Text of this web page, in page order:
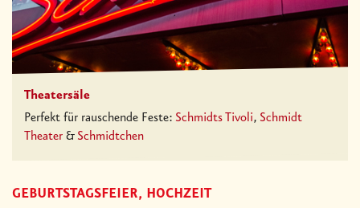
Theatersäle
Perfekt für rauschende Feste: Schmidts Tivoli, Schmidt
Theater & Schmidtchen
GEBURTSTAGSFEIER, HOCHZEIT